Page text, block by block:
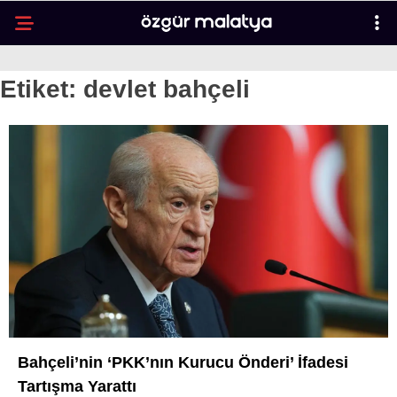
24.7°
SPOR
POLITIKA
EKONOMI
SAĞLIK
Etiket: devlet bahçeli
Bahçeli’nin ‘PKK’nın Kurucu Önderi’ İfadesi
Tartışma Yarattı